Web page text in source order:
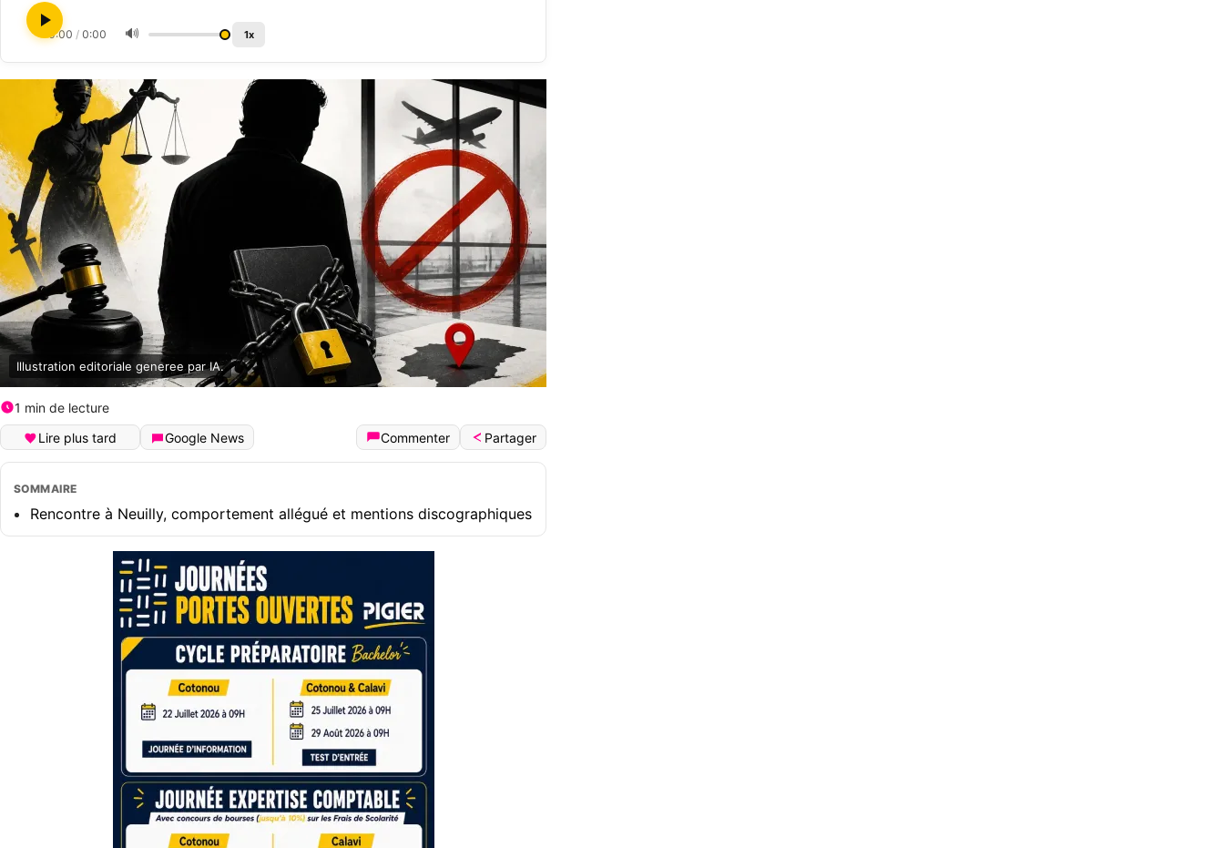
0:00 / 0:00 🔊 1x
Illustration editoriale generee par IA.
1 min de lecture
Lire plus tard
Google News Commenter Partager
SOMMAIRE
Rencontre à Neuilly, comportement allégué et mentions discographiques